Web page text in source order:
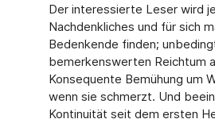
Der interessierte Leser wird
Nachdenkliches und für sich
Bedenkende finden;
bemerkenswerten Reichtum
Konsequente Bemühung um
wenn sie schmerzt. Und
Kontinuität seit dem ersten